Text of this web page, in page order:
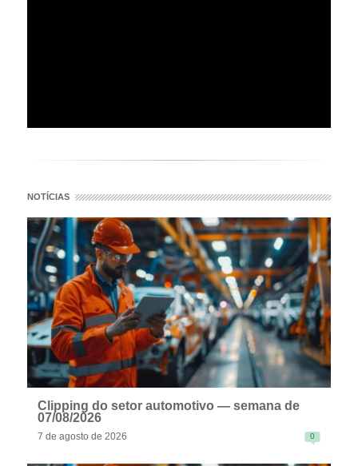
NOTÍCIAS
Clipping do setor automotivo — semana de
07/08/2026
7 de agosto de 2026 0